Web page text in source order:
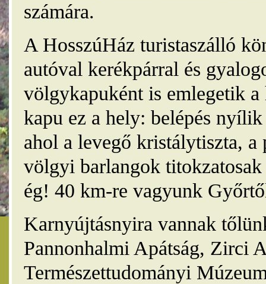
számára.
A HosszúHáz turistaszálló
autóval kerékpárral és
völgykapuként is emlegetik
kapu ez a hely: belépés
ahol a levegő kristálytiszta, a
völgyi barlangok
ég! 40 km-re vagyunk
Karnyújtásnyira vannak
Pannonhalmi Apátság, Zirci
Természettudományi